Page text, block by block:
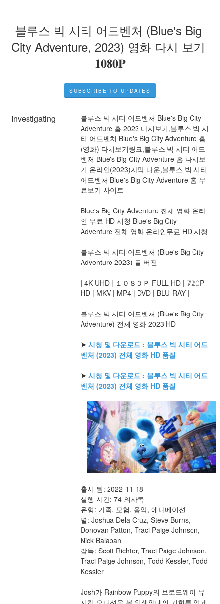
블루스 빅 시티 어드벤처 (Blue's Big
City Adventure, 2023) 영화 다시 보기
𝟏𝟎𝟖𝟎𝐏
SUBSCRIBE TO UPDATES
Investigating
블루스 빅 시티 어드벤처 Blue's Big City
Adventure 홈 2023 다시보기,블루스 빅 시
티 어드벤처 Blue's Big City Adventure 홈
(영화) 다시보기링크,블루스 빅 시티 어드
벤처 Blue's Big City Adventure 홈 다시보
기 온라인(2023)자막 다운,블루스 빅 시티
어드벤처 Blue's Big City Adventure 홈 무
료보기 사이트
Blue's Big City Adventure 전체 영화 온라
인 무료 HD 시청 Blue's Big City
Adventure 전체 영화 온라인무료 HD 시청
블루스 빅 시티 어드벤처 (Blue's Big City
Adventure 2023) 풀 버전
| 4K UHD | １０８０Ｐ FULL HD | 𝟟𝟚𝟘P
HD | MKV | MP4 | DVD | BLU-RAY |
블루스 빅 시티 어드벤처 (Blue's Big City
Adventure) 전체 영화 2023 HD
➤ 시청 및 다운로드 : 블루스 빅 시티 어드
벤처 (2023) 전체 영화 HD 품질
➤ 시청 및 다운로드 : 블루스 빅 시티 어드
벤처 (2023) 전체 영화 HD 품질
출시 됨: 2022-11-18
실행 시간: 74 의사록
유형: 가족, 모험, 음악, 애니메이션
별: Joshua Dela Cruz, Steve Burns,
Donovan Patton, Traci Paige Johnson,
Nick Balaban
감독: Scott Richter, Traci Paige Johnson,
Traci Paige Johnson, Todd Kessler, Todd
Kessler
Josh가 Rainbow Puppy의 브로드웨이 뮤